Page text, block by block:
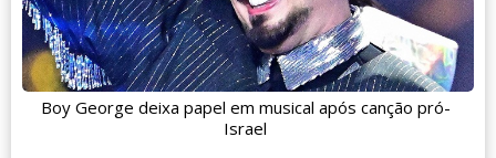
Boy George deixa papel em musical após canção pró-
Israel